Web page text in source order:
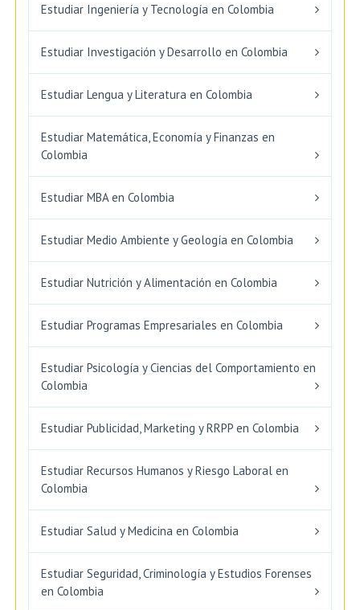
Estudiar Ingeniería y Tecnología en Colombia
Estudiar Investigación y Desarrollo en Colombia
Estudiar Lengua y Literatura en Colombia
Estudiar Matemática, Economía y Finanzas en
Colombia
Estudiar MBA en Colombia
Estudiar Medio Ambiente y Geología en Colombia
Estudiar Nutrición y Alimentación en Colombia
Estudiar Programas Empresariales en Colombia
Estudiar Psicología y Ciencias del Comportamiento en
Colombia
Estudiar Publicidad, Marketing y RRPP en Colombia
Estudiar Recursos Humanos y Riesgo Laboral en
Colombia
Estudiar Salud y Medicina en Colombia
Estudiar Seguridad, Criminología y Estudios Forenses
en Colombia